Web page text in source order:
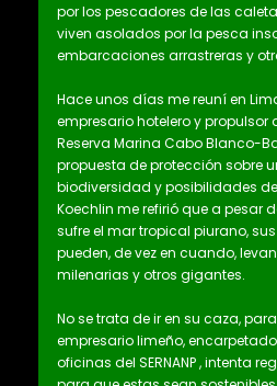
por los pescadores de las
viven asolados por la pesca
embarcaciones arrastreras y
Hace unos días me reuní en
empresario hotelero y propulsor
Reserva Marina Cabo Blanco-
propuesta de protección sobre
biodiversidad y posibilidades
Koechlin me refirió que a pesar
sufre el mar tropical piurano,
pueden, de vez en cuando,
milenarias y otros gigantes.
No se trata de ir en su caza,
empresario limeño,
oficinas del SERNANP , intenta